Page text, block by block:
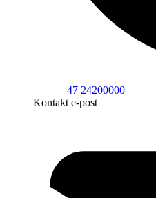
+47 24200000
Kontakt e-post